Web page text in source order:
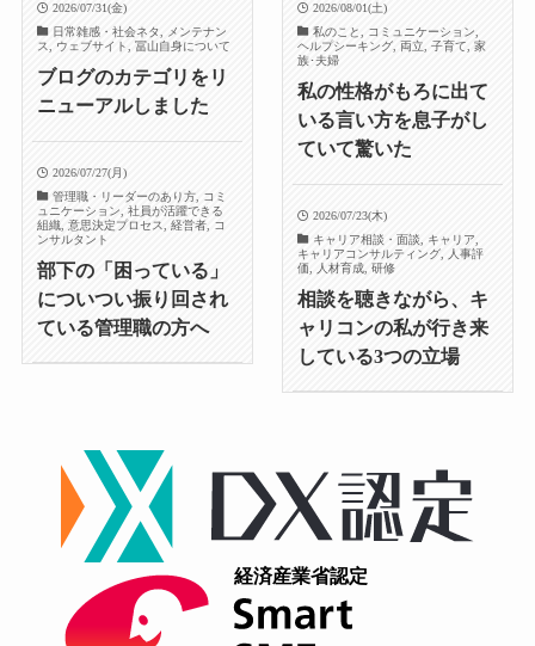
2026/07/31(金)
日常雑感・社会ネタ, メンテナン
ス, ウェブサイト, 冨山自身について
ブログのカテゴリをリ
ニューアルしました
2026/07/27(月)
管理職・リーダーのあり方, コミ
ュニケーション, 社員が活躍できる
組織, 意思決定プロセス, 経営者, コ
ンサルタント
部下の「困っている」
についつい振り回され
ている管理職の方へ
2026/08/01(土)
私のこと, コミュニケーション,
ヘルプシーキング, 両立, 子育て, 家
族･夫婦
私の性格がもろに出て
いる言い方を息子がし
ていて驚いた
2026/07/23(木)
キャリア相談・面談, キャリア,
キャリアコンサルティング, 人事評
価, 人材育成, 研修
相談を聴きながら、キ
ャリコンの私が行き来
している3つの立場